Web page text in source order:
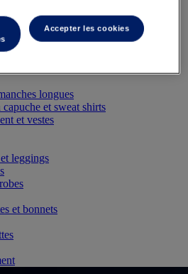
sport
longues
capuche et sweat shirts
et vestes
leggings
et bonnets
Accepter les cookies